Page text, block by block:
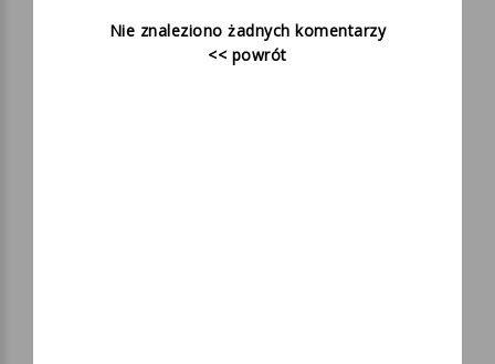
Nie znaleziono żadnych komentarzy
<< powrót